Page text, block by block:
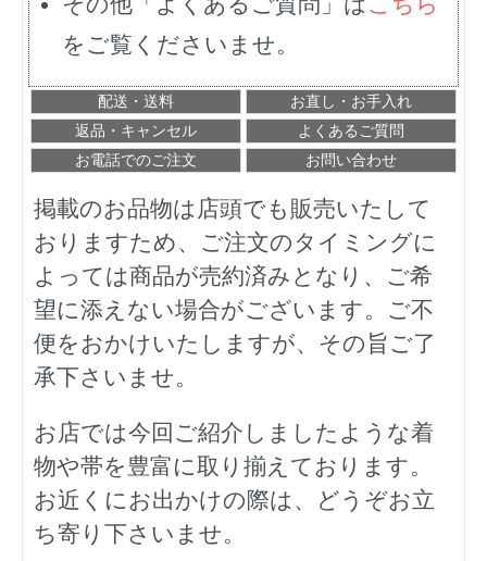
をご覧くださいませ。
配送・送料
お直し・お手入れ
返品・キャンセル
よくあるご質問
お電話でのご注文
お問い合わせ
掲載のお品物は店頭でも販売いたして
おりますため、ご注文のタイミングに
よっては商品が売約済みとなり、ご希
望に添えない場合がございます。ご不
便をおかけいたしますが、その旨ご了
承下さいませ。
お店では今回ご紹介しましたような着
物や帯を豊富に取り揃えております。
お近くにお出かけの際は、どうぞお立
ち寄り下さいませ。